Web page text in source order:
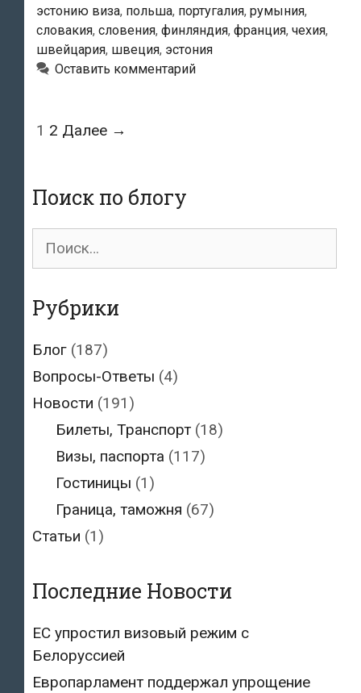
эстонию виза, польша, португалия, румыния,
словакия, словения, финляндия, франция, чехия,
швейцария, швеция, эстония
Оставить комментарий
Навигация
1 2 Далее →
Поиск по блогу
Поиск
Рубрики
Блог (187)
Вопросы-Ответы (4)
Новости (191)
Билеты, Транспорт(18)
Визы, паспорта (117)
Гостиницы (1)
Граница, таможня (67)
Статьи (1)
Последние Новости
ЕС упростил визовый режим с
Белоруссией
Европарламент поддержал упрощение